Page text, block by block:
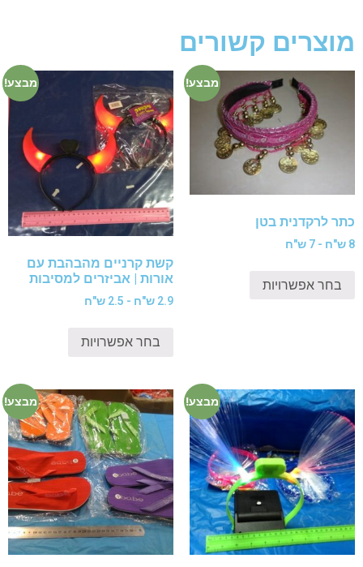
מוצרים קשורים
מבצע!
כתר לרקדנית בטן
8 ש"ח - 7 ש"ח
בחר אפשרויות
מבצע!
קשת קרניים מהבהבת עם
אורות | אביזרים למסיבות
2.9 ש"ח - 2.5 ש"ח
בחר אפשרויות
מבצע! מבצע!